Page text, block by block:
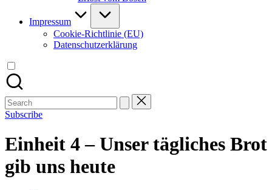
Impressum
Cookie-Richtlinie (EU)
Datenschutzerklärung
Search
for:
Subscribe
Einheit 4 – Unser tägliches Brot
gib uns heute